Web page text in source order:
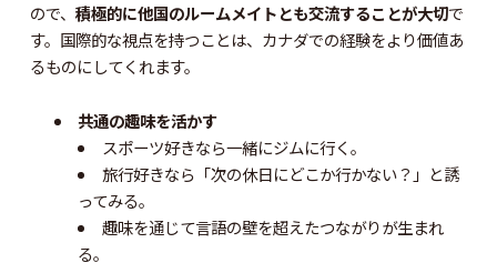
ので、 積極的に他国のルームメイトとも交流することが大切で
す。国際的な視点を持つことは、カナダでの経験をより価値あ
るものにしてくれます。
共通の趣味を活かす
スポーツ好きなら一緒にジムに行く。
旅行好きなら「次の休日にどこか行かない？」と誘
ってみる。
趣味を通じて言語の壁を超えたつながりが生まれ
る。